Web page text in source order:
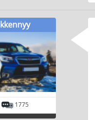
kkennyy
1775